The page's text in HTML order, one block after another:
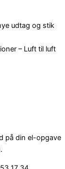
udtag og stik
– Luft til luft
på din el-opgave